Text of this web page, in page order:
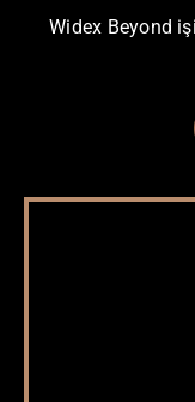
Widex Beyond